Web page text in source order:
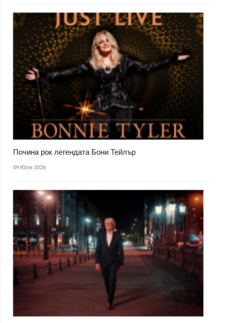
Почина рок легендата Бони Тейлър
09 Юли 2026